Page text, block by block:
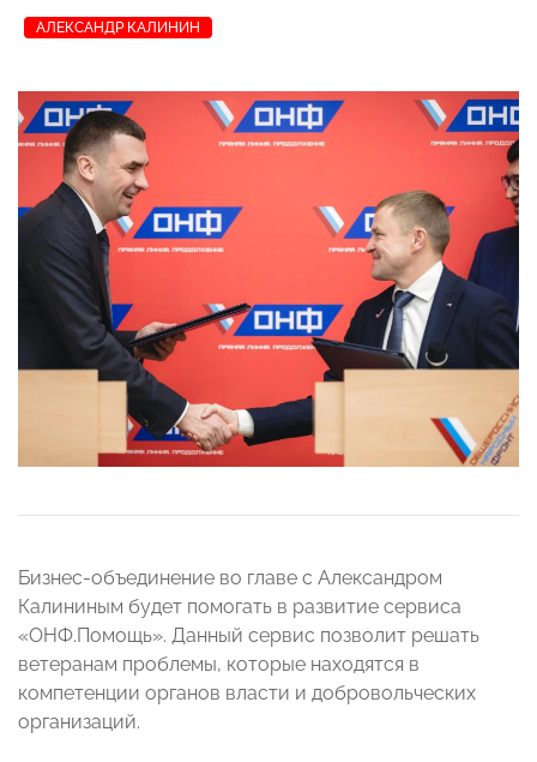
АЛЕКСАНДР КАЛИНИН
Бизнес-объединение во главе с Александром
Калининым будет помогать в развитие сервиса
«ОНФ.Помощь». Данный сервис позволит решать
ветеранам проблемы, которые находятся в
компетенции органов власти и добровольческих
организаций.